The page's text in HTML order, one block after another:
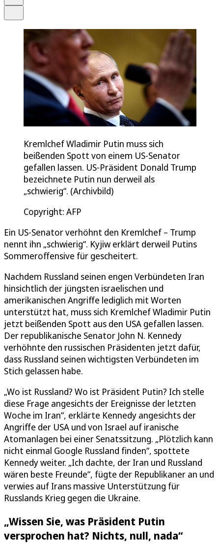
Kremlchef Wladimir Putin muss sich
beißenden Spott von einem US-Senator
gefallen lassen. US-Präsident Donald Trump
bezeichnete Putin nun derweil als
„schwierig“. (Archivbild)
Copyright: AFP
Ein US-Senator verhöhnt den Kremlchef – Trump
nennt ihn „schwierig“. Kyjiw erklärt derweil Putins
Sommeroffensive für gescheitert.
Nachdem Russland seinen engen Verbündeten Iran
hinsichtlich der jüngsten israelischen und
amerikanischen Angriffe lediglich mit Worten
unterstützt hat, muss sich Kremlchef Wladimir Putin
jetzt beißenden Spott aus den USA gefallen lassen.
Der republikanische Senator John N. Kennedy
verhöhnte den russischen Präsidenten jetzt dafür,
dass Russland seinen wichtigsten Verbündeten im
Stich gelassen habe.
„Wo ist Russland? Wo ist Präsident Putin? Ich stelle
diese Frage angesichts der Ereignisse der letzten
Woche im Iran“, erklärte Kennedy angesichts der
Angriffe der USA und von Israel auf iranische
Atomanlagen bei einer Senatssitzung. „Plötzlich kann
nicht einmal Google Russland finden“, spottete
Kennedy weiter. „Ich dachte, der Iran und Russland
wären beste Freunde“, fügte der Republikaner an und
verwies auf Irans massive Unterstützung für
Russlands Krieg gegen die Ukraine.
„Wissen Sie, was Präsident Putin
versprochen hat? Nichts, null, nada“